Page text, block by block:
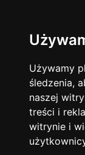
Używamy
śledzenia,
naszej
treści i
witrynie i
zakres dni
Wtorek
Środa
Czwartek
Piątek
Sobota
Niedziela